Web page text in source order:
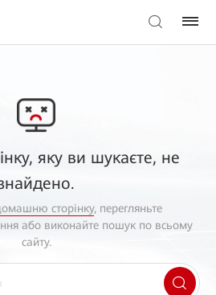
яку ви шукаєте, не
сторінку, перегляньте
або виконайте пошук по всьому
сайту.